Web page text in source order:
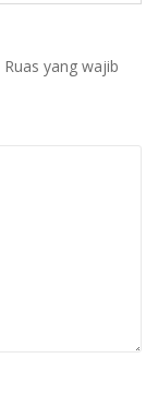
Ruas yang wajib